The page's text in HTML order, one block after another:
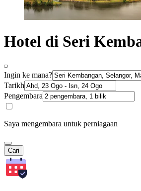
Hotel di Seri
Ingin ke mana?
Tarikh
Pengembara
Saya mengembara untuk perniagaan
Cari